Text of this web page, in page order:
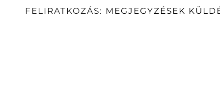
FELIRATKOZÁS: MEGJEGYZÉSEK